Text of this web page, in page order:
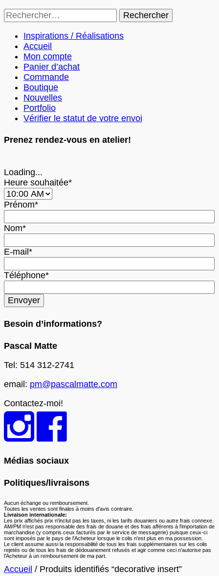
Rechercher :
Inspirations / Réalisations
Accueil
Mon compte
Panier d’achat
Commande
Boutique
Nouvelles
Portfolio
Vérifier le statut de votre envoi
Prenez rendez-vous en atelier!
Loading...
Heure souhaitée*
Prénom*
Nom*
E-mail*
Téléphone*
Besoin d’informations?
Pascal Matte
Tel: 514 312-2741
email: pm@pascalmatte.com
Contactez-moi!
Médias sociaux
Politiques/livraisons
Aucun échange ou remboursement.
Toutes les ventes sont finales à moins d'avis contraire.
Livraison internationale:
Les prix affichés prix n'inclut pas les taxes, ni les tarifs douaniers ou autre frais connexe.
AM/PM n'est pas responsable des frais de douane et des frais afférents à l'importation de
marchandise (y compris ceux facturés par le service de messagerie) puisque ceux-ci
sont imposés par le pays de l'Acheteur lorsque le colis n'est plus en ma possession.
Le client assume aussi la responsabilité de tous les frais supplémentaires sur les colis
rejetés ou de tous les frais de dédouanement refusés et agir comme ceci n'autorise pas
l'Acheteur à un remboursement de ma part.
Accueil / Produits identifiés “decorative insert”